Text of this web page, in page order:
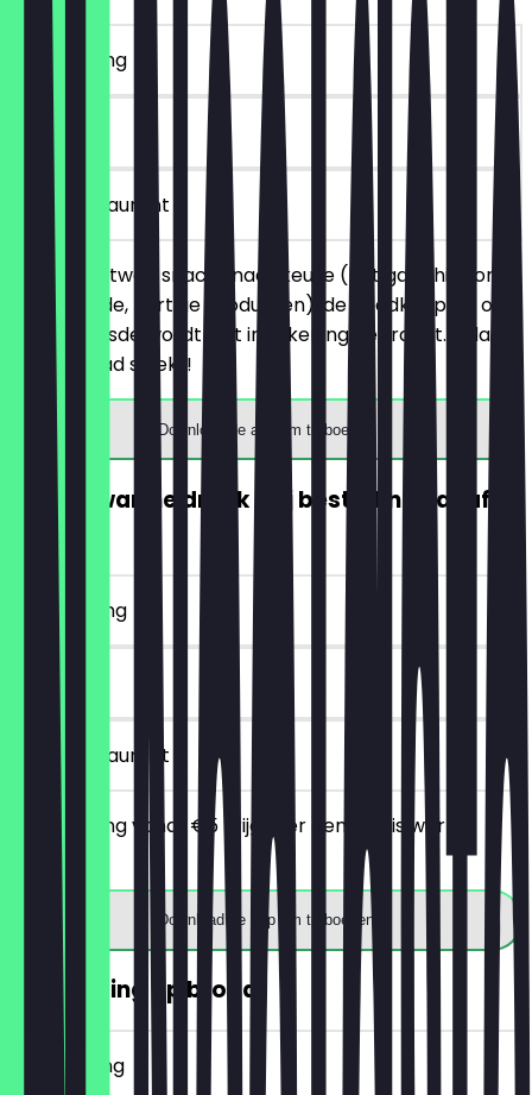
~€ 4 korting
30 dagen
in het restaurant
Je bestelt twee snacks naar keuze (het gaat hier om
alle belegde, hartige producten), de goedkoopste of
gelijkgeprijsde wordt niet in rekening gebracht. Zolang
de voorraad strekt!
Download de app om te boeken
GRATIS warme drank (bij besteding vanaf
~€ 4 korting
7 dagen
in het restaurant
Bij besteding vanaf €5 krijg je er een gratis warme
drank bij.
Download de app om te boeken
30% korting op brood
~€ 2 korting